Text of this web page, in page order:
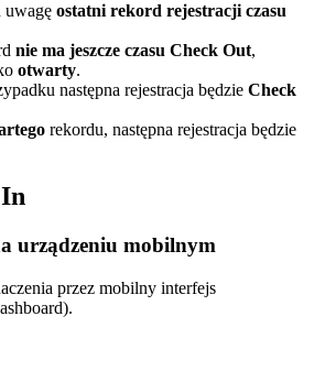
uwagę ostatni rekord rejestracji czasu
nie ma jeszcze czasu Check Out,
otwarty.
następna rejestracja będzie Check
rekordu, następna rejestracja będzie
urządzeniu mobilnym
przez mobilny interfejs